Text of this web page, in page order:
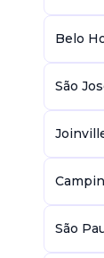
Belo
São
São